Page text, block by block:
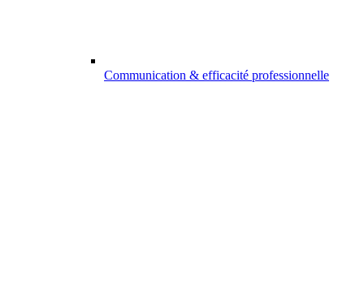
Communication & efficacité professionnelle